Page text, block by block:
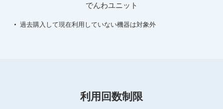
でんわユニット
過去購入して現在利用していない機器は対象外
利用回数制限